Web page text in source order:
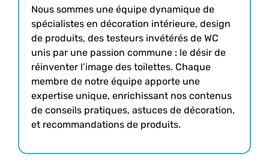
Nous sommes une équipe dynamique de
spécialistes en décoration intérieure, design
de produits, des testeurs invétérés de WC
unis par une passion commune : le désir de
réinventer l’image des toilettes. Chaque
membre de notre équipe apporte une
expertise unique, enrichissant nos contenus
de conseils pratiques, astuces de décoration,
et recommandations de produits.